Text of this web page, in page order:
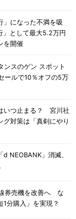
」になった不満を吸
として最大5.2万円
を開催
ンスのゲン スポット
ールで10％オフの5万
いつ止まる？ 宮川社
対策は「真剣にやり
NEOBANK」消滅、
券売機を改善へ な
分購入」を実現？